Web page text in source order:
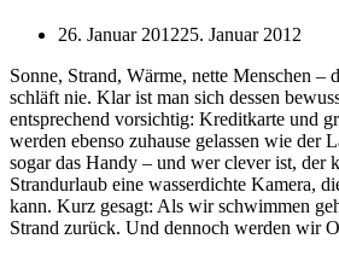
26. Januar 201225. Januar 2012
Sonne, Strand, Wärme, nette Menschen –
schläft nie. Klar ist man sich dessen
entsprechend vorsichtig: Kreditkarte und
werden ebenso zuhause gelassen wie der
sogar das Handy – und wer clever ist, der
Strandurlaub eine wasserdichte Kamera,
kann. Kurz gesagt: Als wir schwimmen
Strand zurück. Und dennoch werden wir